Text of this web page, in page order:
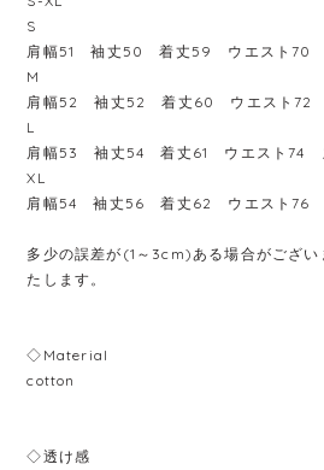
S
肩幅51 袖丈50 着丈59 ウエスト70
M
肩幅52 袖丈52 着丈60 ウエスト72
L
肩幅53 袖丈54 着丈61 ウエスト74
XL
肩幅54 袖丈56 着丈62 ウエスト76
多少の誤差が(1～3cm)ある場合がござ
たします。
◇Material
cotton
◇透け感